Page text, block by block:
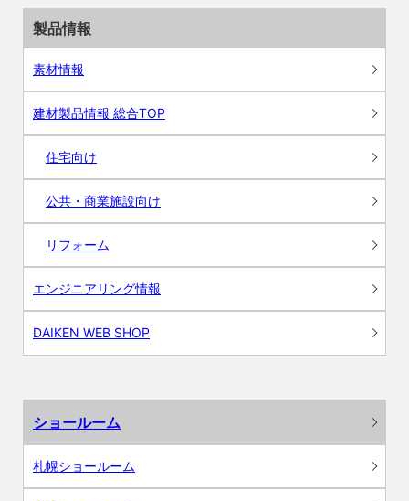
製品情報
素材情報
建材製品情報 総合TOP
住宅向け
公共・商業施設向け
リフォーム
エンジニアリング情報
DAIKEN WEB SHOP
ショールーム
札幌ショールーム